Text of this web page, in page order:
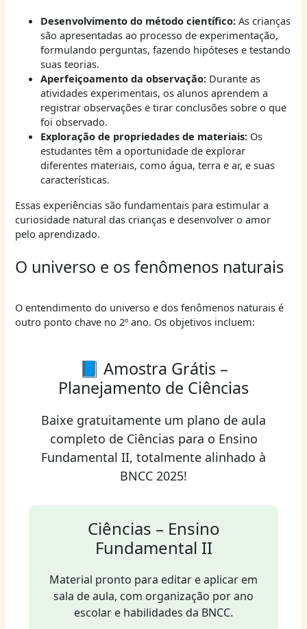
Desenvolvimento do método científico:As crianças
são apresentadas ao processo de experimentação,
formulando perguntas, fazendo hipóteses e testando
suas teorias.
Aperfeiçoamento da observação:Durante as
atividades experimentais, os alunos aprendem a
registrar observações e tirar conclusões sobre o que
foi observado.
Exploração de propriedades de materiais:Os
estudantes têm a oportunidade de explorar
diferentes materiais, como água, terra e ar, e suas
características.
Essas experiências são fundamentais para estimular a
curiosidade natural das crianças e desenvolver o amor
pelo aprendizado.
O universo e os fenômenos naturais
O entendimento do universo e dos fenômenos naturais é
outro ponto chave no 2º ano. Os objetivos incluem:
📘 Amostra Grátis –
Planejamento de Ciências
Baixe gratuitamente um plano de aula
completo de Ciências para o Ensino
Fundamental II, totalmente alinhado à
BNCC 2025!
Ciências – Ensino
Fundamental II
Material pronto para editar e aplicar em
sala de aula, com organização por ano
escolar e habilidades da BNCC.